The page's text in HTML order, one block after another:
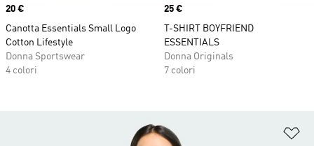
Price
20 €
Canotta Essentials Small Logo
Cotton Lifestyle
Donna Sportswear
4 colori
Price
25 €
T-SHIRT BOYFRIEND
ESSENTIALS
Donna Originals
7 colori